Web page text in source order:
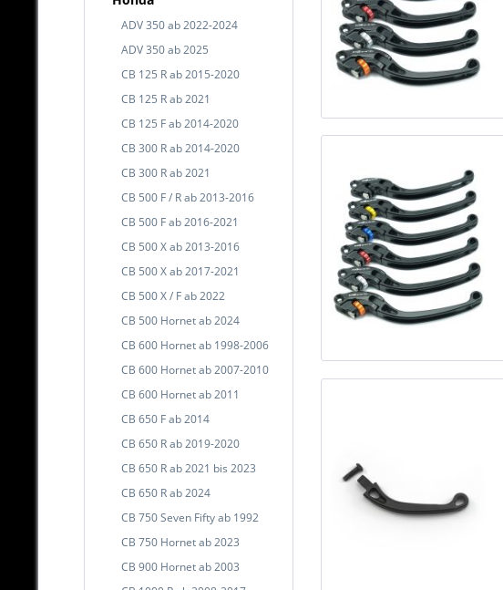
ADV 350 ab 2022-2024
ADV 350 ab 2025
CB 125 R ab 2015-2020
CB 125 R ab 2021
CB 125 F ab 2014-2020
CB 300 R ab 2014-2020
CB 300 R ab 2021
CB 500 F / R ab 2013-2016
CB 500 F ab 2016-2021
CB 500 X ab 2013-2016
CB 500 X ab 2017-2021
CB 500 X / F ab 2022
CB 500 Hornet ab 2024
CB 600 Hornet ab 1998-2006
CB 600 Hornet ab 2007-2010
CB 600 Hornet ab 2011
CB 650 F ab 2014
CB 650 R ab 2019-2020
CB 650 R ab 2021 bis 2023
CB 650 R ab 2024
CB 750 Seven Fifty ab 1992
CB 750 Hornet ab 2023
CB 900 Hornet ab 2003